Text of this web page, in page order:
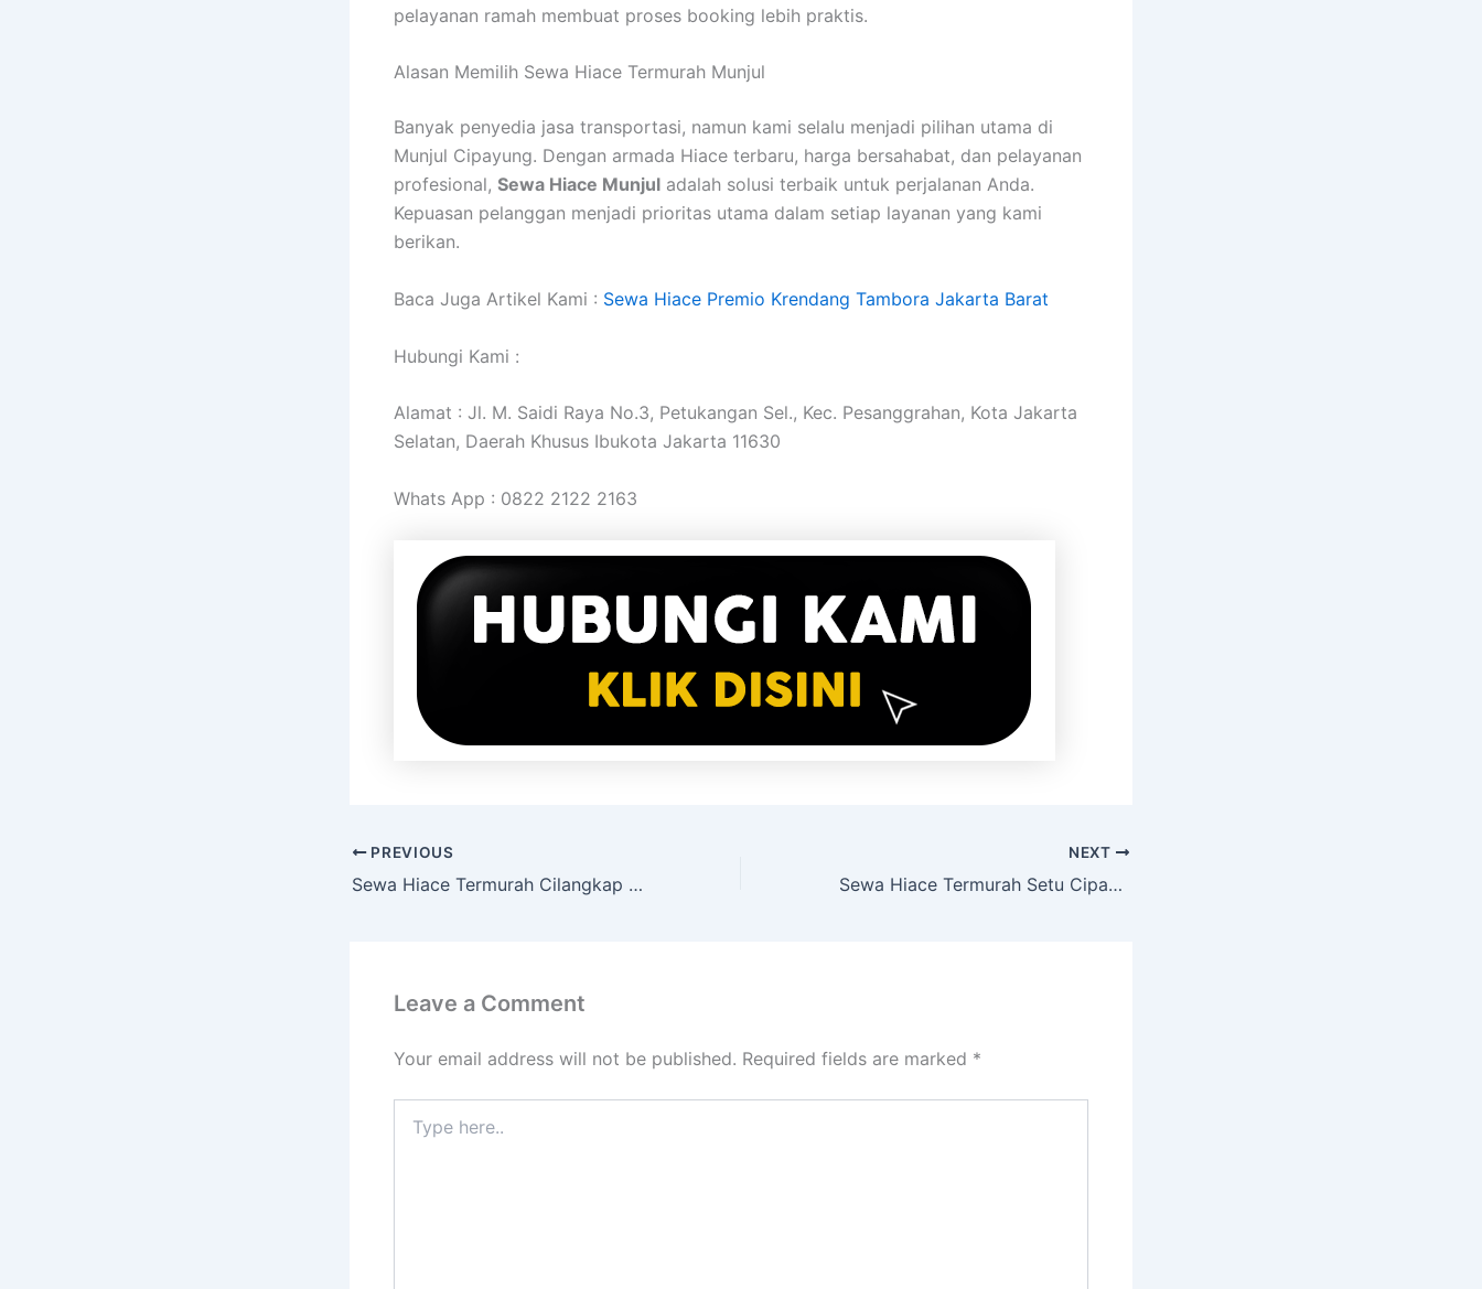
pelayanan ramah membuat proses booking lebih praktis.
Alasan Memilih Sewa Hiace Termurah Munjul
Banyak penyedia jasa transportasi, namun kami selalu menjadi pilihan utama di
Munjul Cipayung. Dengan armada Hiace terbaru, harga bersahabat, dan pelayanan
profesional, Sewa Hiace Munjul adalah solusi terbaik untuk perjalanan Anda.
Kepuasan pelanggan menjadi prioritas utama dalam setiap layanan yang kami
berikan.
Baca Juga Artikel Kami : Sewa Hiace Premio Krendang Tambora Jakarta Barat
Hubungi Kami :
Alamat : Jl. M. Saidi Raya No.3, Petukangan Sel., Kec. Pesanggrahan, Kota Jakarta
Selatan, Daerah Khusus Ibukota Jakarta 11630
Whats App : 0822 2122 2163
PREVIOUS
Sewa Hiace Termurah Cilangkap Cipayung Jakarta Timur
NEXT
Sewa Hiace Termurah Setu Cipayung Jakarta Timur
Leave a Comment
Your email address will not be published. Required fields are marked *
here..